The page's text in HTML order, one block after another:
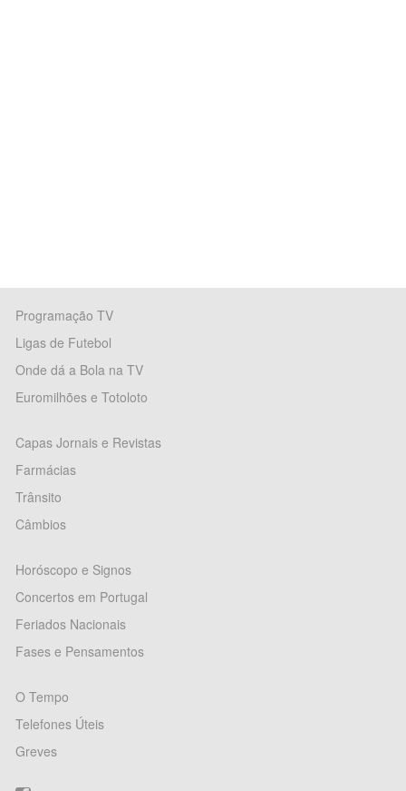
Programação TV
Ligas de Futebol
Onde dá a Bola na TV
Euromilhões e Totoloto
Capas Jornais e Revistas
Farmácias
Trânsito
Câmbios
Horóscopo e Signos
Concertos em Portugal
Feriados Nacionais
Fases e Pensamentos
O Tempo
Telefones Úteis
Greves